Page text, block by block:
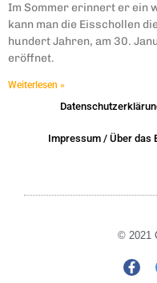
Im Sommer erinnert er ein
kann man die Eisschollen
hundert Jahren, am 30.
eröffnet.
Weiterlesen »
Impressum / Über das
© 2021
F
a